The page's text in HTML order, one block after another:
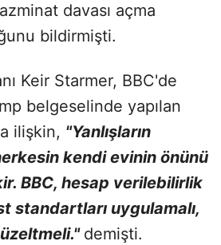
davası açma
bildirmişti.
Keir Starmer, BBC'de
belgeselinde yapılan
ilişkin, "Yanlışların
kendi evinin önünü
BBC, hesap verilebilirlik
standartları uygulamalı,
demişti.